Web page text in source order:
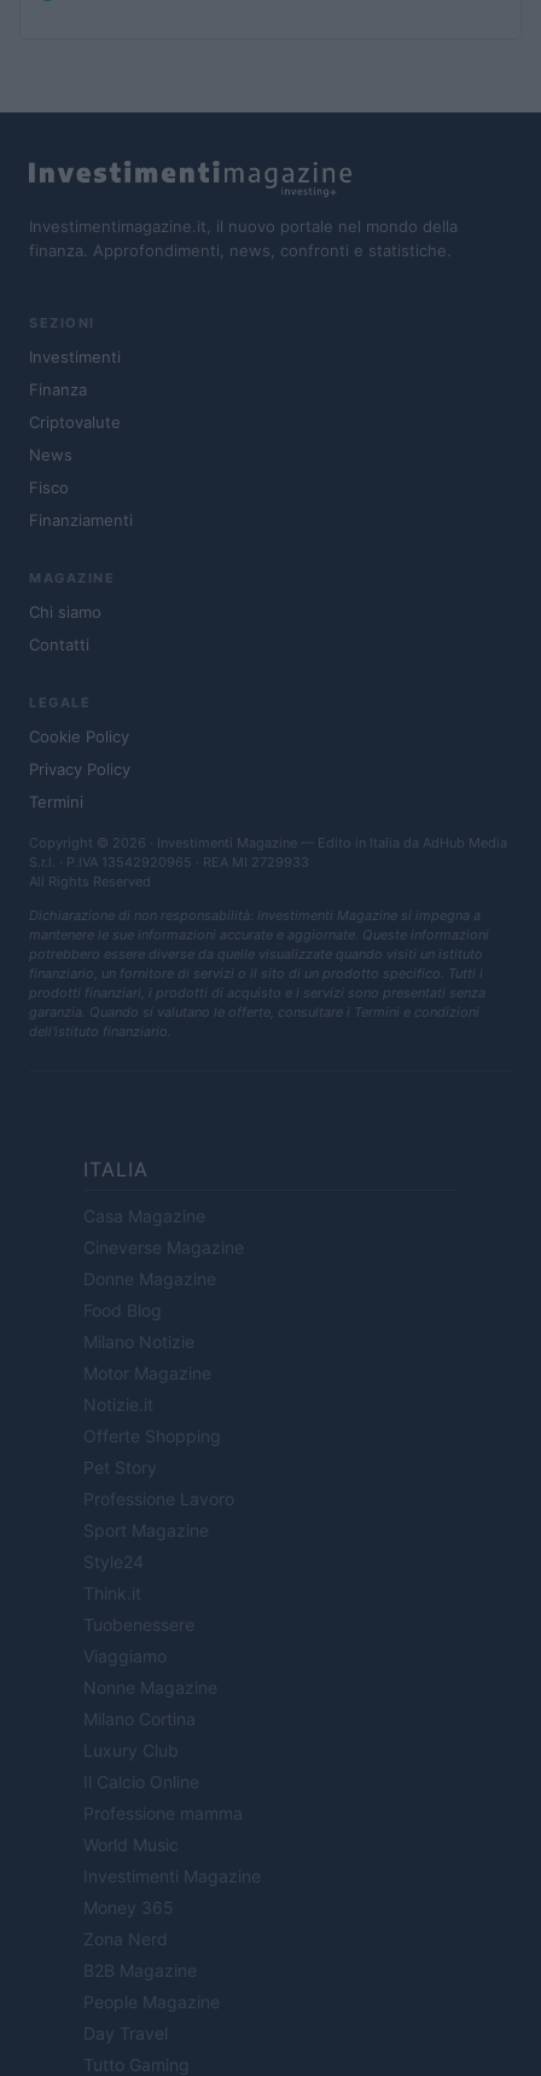
Investimentimagazine.it, il nuovo portale nel mondo della
finanza. Approfondimenti, news, confronti e statistiche.
SEZIONI
Investimenti
Finanza
Criptovalute
News
Fisco
Finanziamenti
MAGAZINE
Chi siamo
Contatti
LEGALE
Cookie Policy
Privacy Policy
Termini
Copyright © 2026 · Investimenti Magazine — Edito in Italia da AdHub Media
S.r.l. · P.IVA 13542920965 · REA MI 2729933
All Rights Reserved
Dichiarazione di non responsabilità: Investimenti Magazine si impegna a
mantenere le sue informazioni accurate e aggiornate. Queste informazioni
potrebbero essere diverse da quelle visualizzate quando visiti un istituto
finanziario, un fornitore di servizi o il sito di un prodotto specifico. Tutti i
prodotti finanziari, i prodotti di acquisto e i servizi sono presentati senza
garanzia. Quando si valutano le offerte, consultare i Termini e condizioni
dell'istituto finanziario.
ITALIA
Casa Magazine
Cineverse Magazine
Donne Magazine
Food Blog
Milano Notizie
Motor Magazine
Notizie.it
Offerte Shopping
Pet Story
Professione Lavoro
Sport Magazine
Style24
Think.it
Tuobenessere
Viaggiamo
Nonne Magazine
Milano Cortina
Luxury Club
Il Calcio Online
Professione mamma
World Music
Investimenti Magazine
Money 365
Zona Nerd
B2B Magazine
People Magazine
Day Travel
Tutto Gaming